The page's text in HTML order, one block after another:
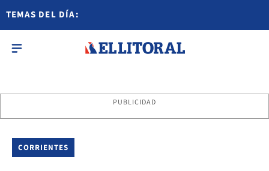
TEMAS DEL DÍA:
PUBLICIDAD
CORRIENTES